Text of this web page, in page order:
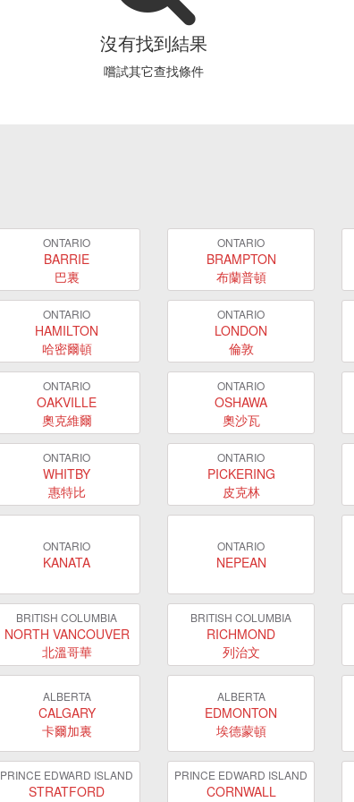
沒有找到結果
嚐試其它查找條件
ONTARIO
BARRIE
巴裏
ONTARIO
BRAMPTON
布蘭普頓
ONTARIO
HAMILTON
哈密爾頓
ONTARIO
LONDON
倫敦
ONTARIO
OAKVILLE
奧克維爾
ONTARIO
OSHAWA
奧沙瓦
ONTARIO
WHITBY
惠特比
ONTARIO
PICKERING
皮克林
ONTARIO
KANATA
ONTARIO
NEPEAN
BRITISH COLUMBIA
NORTH VANCOUVER
北溫哥華
BRITISH COLUMBIA
RICHMOND
列治文
ALBERTA
CALGARY
卡爾加裏
ALBERTA
EDMONTON
埃德蒙頓
PRINCE EDWARD ISLAND
STRATFORD
PRINCE EDWARD ISLAND
CORNWALL